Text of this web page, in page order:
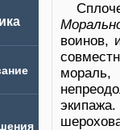
воинов,